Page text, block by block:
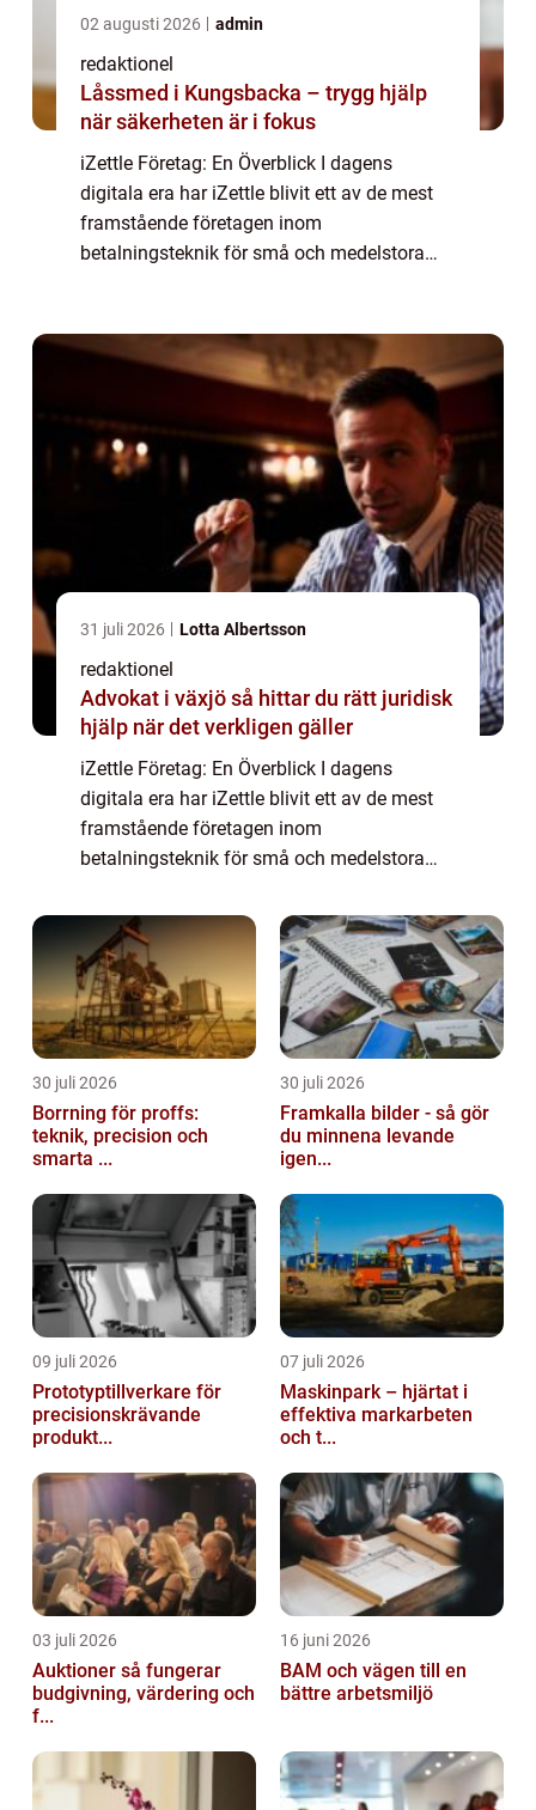
02 augusti 2026 admin
redaktionel
Låssmed i Kungsbacka – trygg hjälp
när säkerheten är i fokus
iZettle Företag: En Överblick I dagens
digitala era har iZettle blivit ett av de mest
framstående företagen inom
betalningsteknik för små och medelstora
31 juli 2026 Lotta Albertsson
redaktionel
Advokat i växjö så hittar du rätt juridisk
hjälp när det verkligen gäller
iZettle Företag: En Överblick I dagens
digitala era har iZettle blivit ett av de mest
framstående företagen inom
betalningsteknik för små och medelstora
övergripande översikt av iZettle företag och
utforska oli...
30 juli 2026
Borrning för proffs:
teknik, precision och
smarta ...
30 juli 2026
Framkalla bilder - så gör
du minnena levande
igen...
09 juli 2026
Prototyptillverkare för
precisionskrävande
produkt...
07 juli 2026
Maskinpark – hjärtat i
effektiva markarbeten
och t...
03 juli 2026
Auktioner så fungerar
budgivning, värdering och
f...
16 juni 2026
BAM och vägen till en
bättre arbetsmiljö